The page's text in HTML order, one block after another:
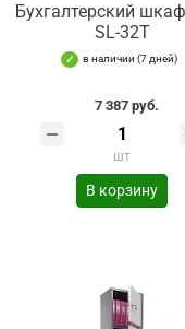
Бухгалтерский
SL-32Т
в наличии (7 дней)
7 387 руб.
шт
В корзину